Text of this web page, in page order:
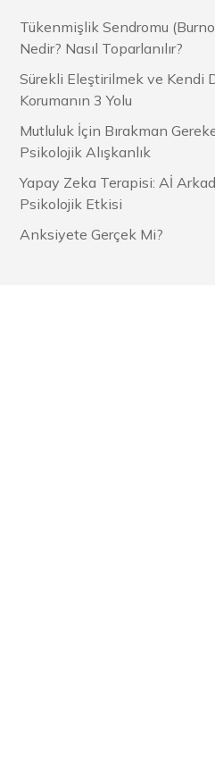
Tükenmişlik Sendromu
Nedir? Nasıl Toparlanılır?
Sürekli Eleştirilmek ve Kendi
Korumanın 3 Yolu
Mutluluk İçin Bırakman
Psikolojik Alışkanlık
Yapay Zeka Terapisi: Aİ
Psikolojik Etkisi
Anksiyete Gerçek Mi?